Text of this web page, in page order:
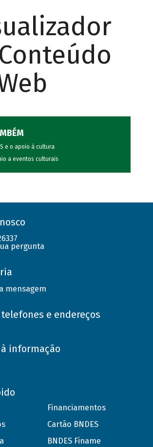
e o apoio à cultura
a eventos culturais
pergunta
mensagem
e endereços
à informação
Financiamentos
Cartão BNDES
BNDES Finame